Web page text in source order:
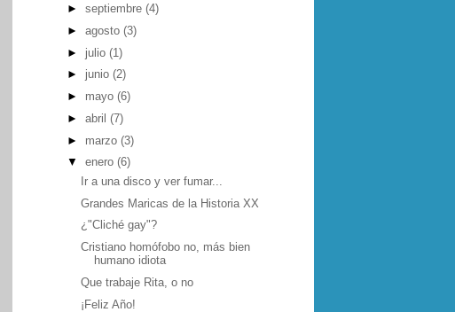
► septiembre (4)
► agosto (3)
► julio (1)
► junio (2)
► mayo (6)
► abril (7)
► marzo (3)
▼ enero (6)
Ir a una disco y ver fumar...
Grandes Maricas de la Historia XX
¿"Cliché gay"?
Cristiano homófobo no, más bien
humano idiota
Que trabaje Rita, o no
¡Feliz Año!